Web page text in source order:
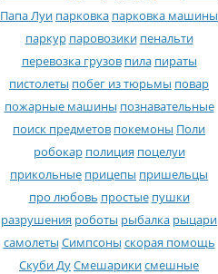
Папа Луи парковка парковка машины
паркур паровозики пенальти
перевозка грузов пила пираты
пистолеты побег из тюрьмы повар
пожарные машины познавательные
поиск предметов покемоны Поли
робокар полиция поцелуи
прикольные прицепы пришельцы
про любовь простые пушки
разрушения роботы рыбалка рыцари
самолеты Симпсоны скорая помощь
Скуби ДуСмешарикисмешные